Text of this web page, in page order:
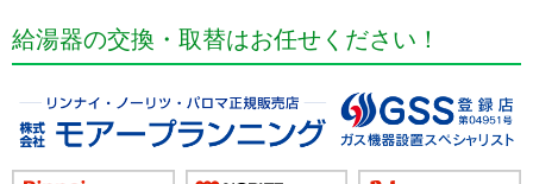
給湯器の交換・取替はお任せください！